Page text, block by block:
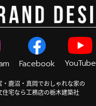
Facebook YouTube
・鹿沼・真岡でおしゃれな家の
住宅なら工務店の栃木建築社